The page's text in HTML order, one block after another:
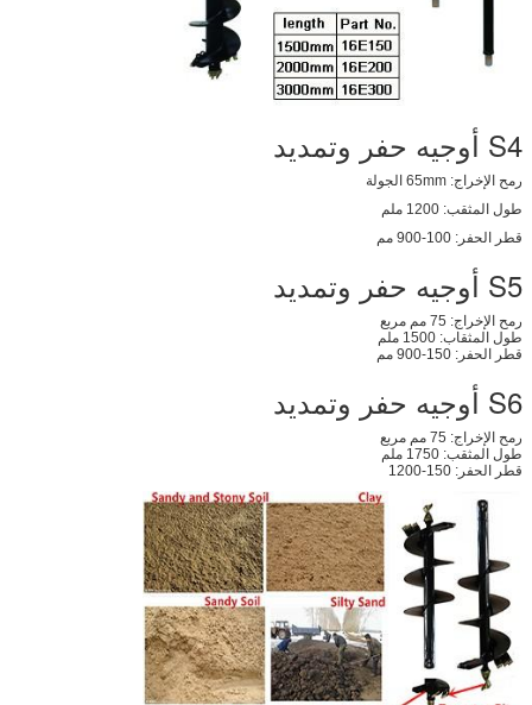
اترك رسالة
S4 أوجيه حفر وتمديد
رمح الإخراج: 65mm الجولة
طول المثقب: 1200 ملم
قطر الحفر: 100-900 مم
S5 أوجيه حفر وتمديد
رمح الإخراج: 75 مم مربع
طول المثقاب: 1500 ملم
قطر الحفر: 150-900 مم
S6 أوجيه حفر وتمديد
رمح الإخراج: 75 مم مربع
طول المثقب: 1750 ملم
قطر الحفر: 150-1200